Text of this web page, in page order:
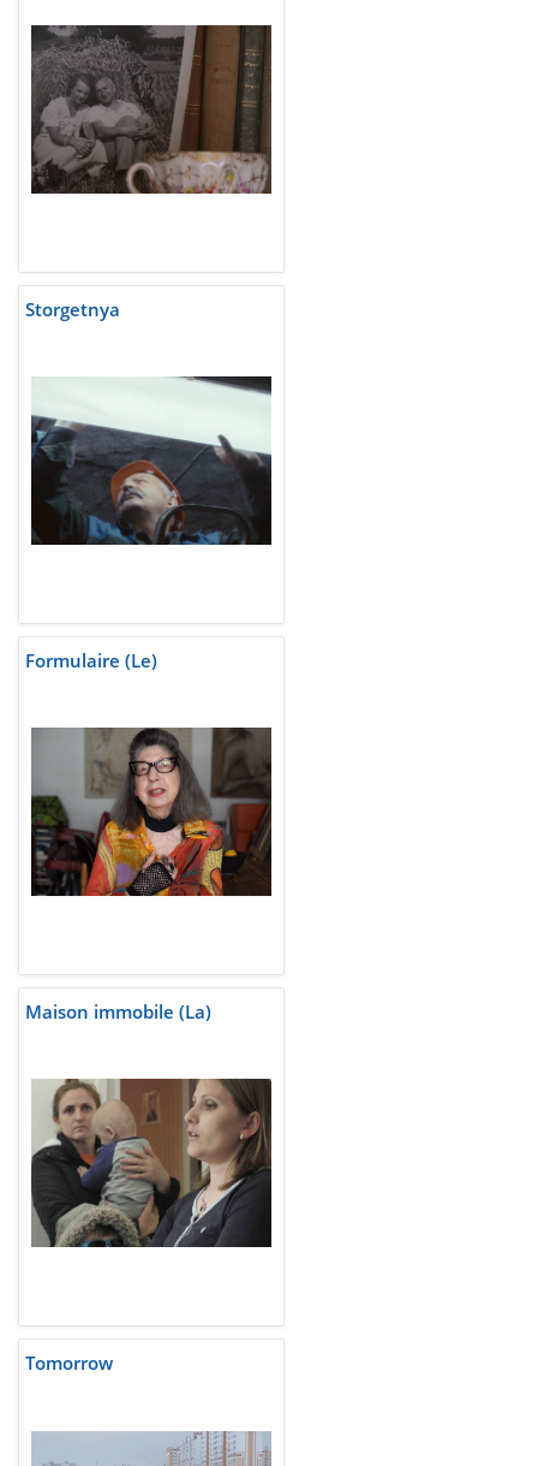
Storgetnya
Formulaire (Le)
Maison immobile (La)
Tomorrow